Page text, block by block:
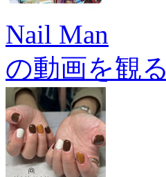
Nail Man
の動画を観る